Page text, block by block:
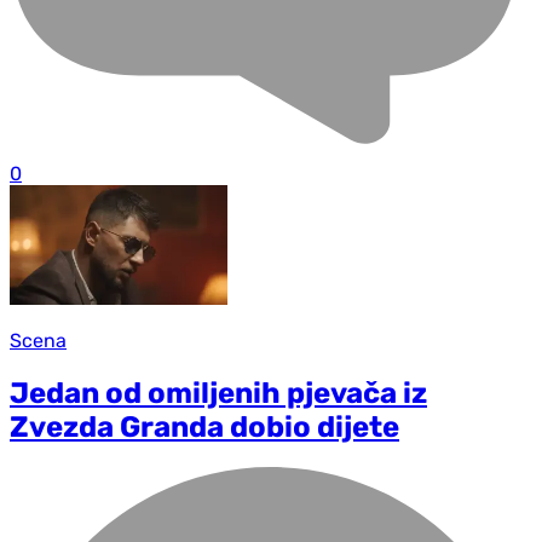
0
Scena
Jedan od omiljenih pjevača iz
Zvezda Granda dobio dijete